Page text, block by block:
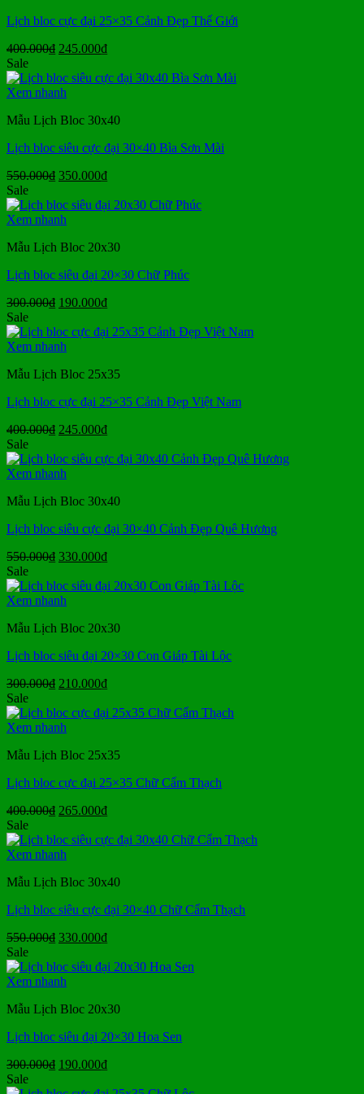
Lịch bloc cực đại 25×35 Cảnh Đẹp Thế Giới
400.000₫ Giá
là:
400.000₫.
245.000₫Giá
tại
Sale
Xem nhanh
Mẫu Lịch Bloc 30x40
Lịch bloc siêu cực đại 30×40 Bìa Sơn Mài
550.000₫ Giá
là:
550.000₫.
350.000₫Giá
tại
Sale
Xem nhanh
Mẫu Lịch Bloc 20x30
Lịch bloc siêu đại 20×30 Chữ Phúc
300.000₫ Giá
là:
300.000₫.
190.000₫Giá
tại
Sale
Xem nhanh
Mẫu Lịch Bloc 25x35
Lịch bloc cực đại 25×35 Cảnh Đẹp Việt Nam
400.000₫ Giá
là:
400.000₫.
245.000₫Giá
tại
Sale
Xem nhanh
Mẫu Lịch Bloc 30x40
Lịch bloc siêu cực đại 30×40 Cảnh Đẹp Quê Hương
550.000₫ Giá
là:
550.000₫.
330.000₫Giá
tại
Sale
Xem nhanh
Mẫu Lịch Bloc 20x30
Lịch bloc siêu đại 20×30 Con Giáp Tài Lộc
300.000₫ Giá
là:
300.000₫.
210.000₫Giá
tại
Sale
Xem nhanh
Mẫu Lịch Bloc 25x35
Lịch bloc cực đại 25×35 Chữ Cẩm Thạch
400.000₫ Giá
là:
400.000₫.
265.000₫Giá
tại
Sale
Xem nhanh
Mẫu Lịch Bloc 30x40
Lịch bloc siêu cực đại 30×40 Chữ Cẩm Thạch
550.000₫ Giá
là:
550.000₫.
330.000₫Giá
tại
Sale
Xem nhanh
Mẫu Lịch Bloc 20x30
Lịch bloc siêu đại 20×30 Hoa Sen
300.000₫ Giá
190.000₫Giá
Sale